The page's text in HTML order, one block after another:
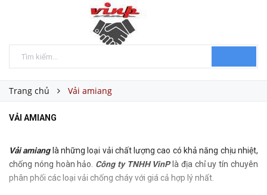
Trang chủ Vải amiang
VẢI AMIANG
Vải amianglà những loại vải chất lượng cao có khả năng chịu nhiệt,
chống nóng hoàn hảo. Công ty TNHH VinPlà địa chỉ uy tín chuyên
phân phối các loại vải chống cháy với giá cả hợp lý nhất.